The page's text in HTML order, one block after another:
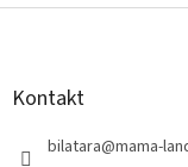
Z
Kontakt
bilatara@mama-